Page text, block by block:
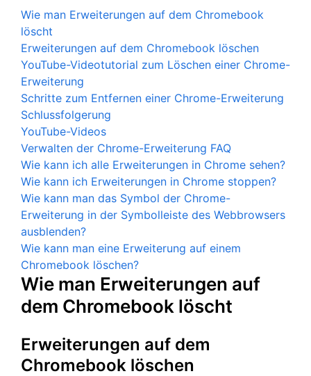
Wie man Erweiterungen auf dem Chromebook
löscht
Erweiterungen auf dem Chromebook löschen
YouTube-Videotutorial zum Löschen einer Chrome-
Erweiterung
Schritte zum Entfernen einer Chrome-Erweiterung
Schlussfolgerung
YouTube-Videos
Verwalten der Chrome-Erweiterung FAQ
Wie kann ich alle Erweiterungen in Chrome sehen?
Wie kann ich Erweiterungen in Chrome stoppen?
Wie kann man das Symbol der Chrome-
Erweiterung in der Symbolleiste des Webbrowsers
ausblenden?
Wie kann man eine Erweiterung auf einem
Chromebook löschen?
Wie man Erweiterungen auf
dem Chromebook löscht
Erweiterungen auf dem
Chromebook löschen